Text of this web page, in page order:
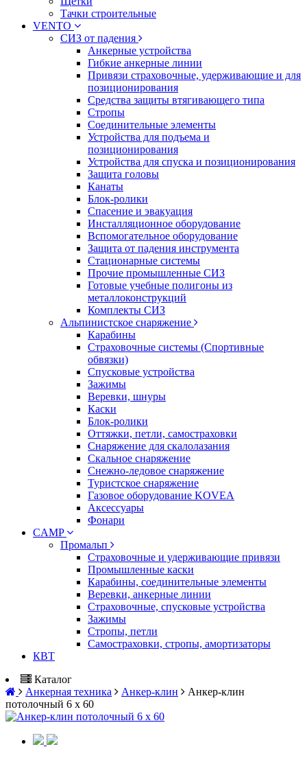
Тачки строительные
VENTO
СИЗ от падения
Анкерные устройства
Гибкие анкерные линии
Привязи страховочные, удерживающие и для
позиционирования
Средства защиты втягивающего типа
Стропы
Соединительные элементы
Устройства для подъема и
позиционирования
Устройства для спуска и позиционирования
Защита головы
Канаты
Блок-ролики
Спасение и эвакуация
Инсталляционное оборудование
Вспомогательное оборудование
Защита от падения инструмента
Стационарные системы
Прочие промышленные СИЗ
Готовые учебные полигоны из
металлоконструкций
Комплекты СИЗ
Альпинистское снаряжение
Карабины
Страховочные системы (Спортивные
обвязки)
Спусковые устройства
Зажимы
Веревки, шнуры
Каски
Блок-ролики
Оттяжки, петли, самостраховки
Снаряжение для скалолазания
Скальное снаряжение
Снежно-ледовое снаряжение
Туристское снаряжение
Газовое оборудование KOVEA
Аксессуары
Фонари
CAMP
Промальп
Страховочные и удерживающие привязи
Промышленные каски
Карабины, соединительные элементы
Веревки, анкерные линии
Страховочные, спусковые устройства
Зажимы
Стропы, петли
Самостраховки, стропы, амортизаторы
КВТ
Каталог
Анкерная техника
Анкер-клин
Анкер-клин
потолочный 6 х 60